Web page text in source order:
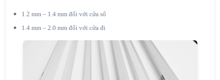
1.2 mm – 1.4 mm đối với cửa sổ
1.4 mm – 2.0 mm đối với cửa đi